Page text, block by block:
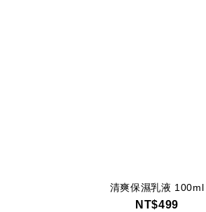
清爽保濕乳液 100ml
NT$499